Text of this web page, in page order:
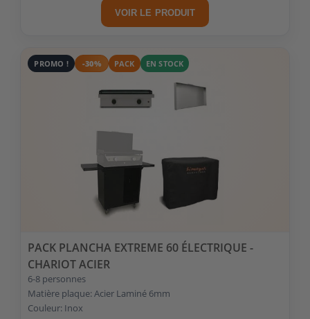
VOIR LE PRODUIT
PROMO ! -30% PACK EN STOCK
PACK PLANCHA EXTREME 60 ÉLECTRIQUE -
CHARIOT ACIER
6-8 personnes
Matière plaque: Acier Laminé 6mm
Couleur: Inox